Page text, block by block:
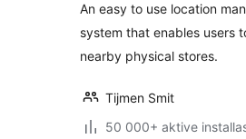
An easy to use location
system that enables users
nearby physical stores.
Tijmen Smit
50 000+ aktive